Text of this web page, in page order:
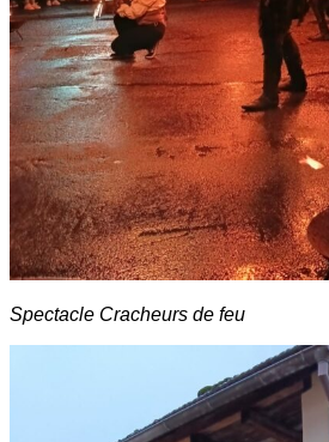
Spectacle Cracheurs de feu